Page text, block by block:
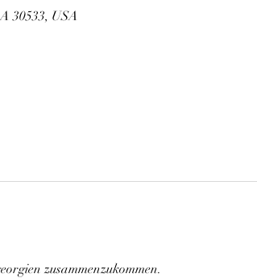
30533, USA
zusammenzukommen.